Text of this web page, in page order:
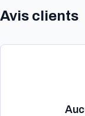
Avis clients